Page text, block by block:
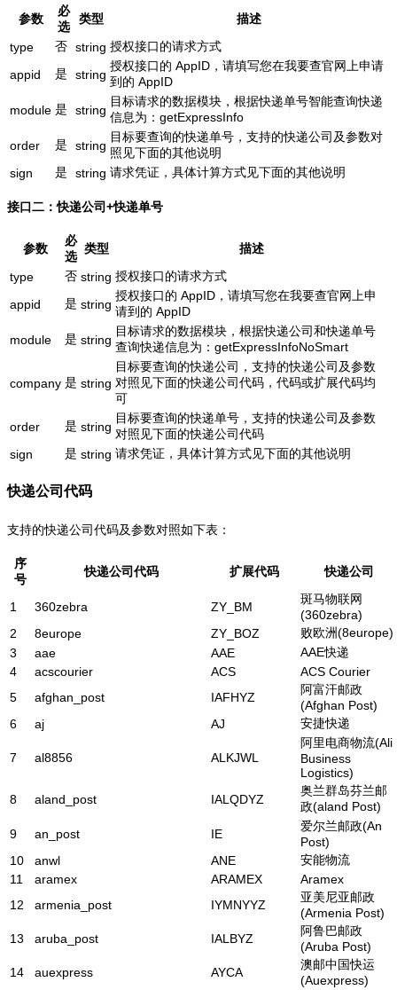
参数
必
选
类型
描述
type
否 string 授权接口的请求方式
appid
是 string
授权接口的 AppID，请填写您在我要查官网上申请
到的 AppID
module 是 string
目标请求的数据模块，根据快递单号智能查询快递
信息为：getExpressInfo
order
是 string
目标要查询的快递单号，支持的快递公司及参数对
照见下面的其他说明
sign
是 string 请求凭证，具体计算方式见下面的其他说明
接口二：快递公司+快递单号
参数
必
选
类型
描述
type
否 string 授权接口的请求方式
appid
是 string
授权接口的 AppID，请填写您在我要查官网上申
请到的 AppID
module
是 string
目标请求的数据模块，根据快递公司和快递单号
查询快递信息为：getExpressInfoNoSmart
company 是 string
目标要查询的快递公司，支持的快递公司及参数
对照见下面的快递公司代码，代码或扩展代码均
可
order
是 string
目标要查询的快递单号，支持的快递公司及参数
对照见下面的快递公司代码
sign
是 string 请求凭证，具体计算方式见下面的其他说明
快递公司代码
支持的快递公司代码及参数对照如下表：
序
号
快递公司代码 扩展代码 快递公司
1 360zebra ZY_BM
斑马物联网
(360zebra)
2
8europe ZY_BOZ
败欧洲(8europe)
3
aae AAE
AAE快递
4
acscourier ACS
ACS Courier
5
afghan_post IAFHYZ
阿富汗邮政
(Afghan Post)
6
aj AJ 安捷快递
7 al8856 ALKJWL
阿里电商物流(Ali
Business
Logistics)
8
aland_post IALQDYZ
奥兰群岛芬兰邮
政(aland Post)
9
an_post IE
爱尔兰邮政(An
Post)
10
anwl ANE
安能物流
11
aramex ARAMEX
Aramex
12
armenia_post IYMNYYZ
亚美尼亚邮政
(Armenia Post)
13
aruba_post IALBYZ
阿鲁巴邮政
(Aruba Post)
14
auexpress AYCA
澳邮中国快运
(Auexpress)